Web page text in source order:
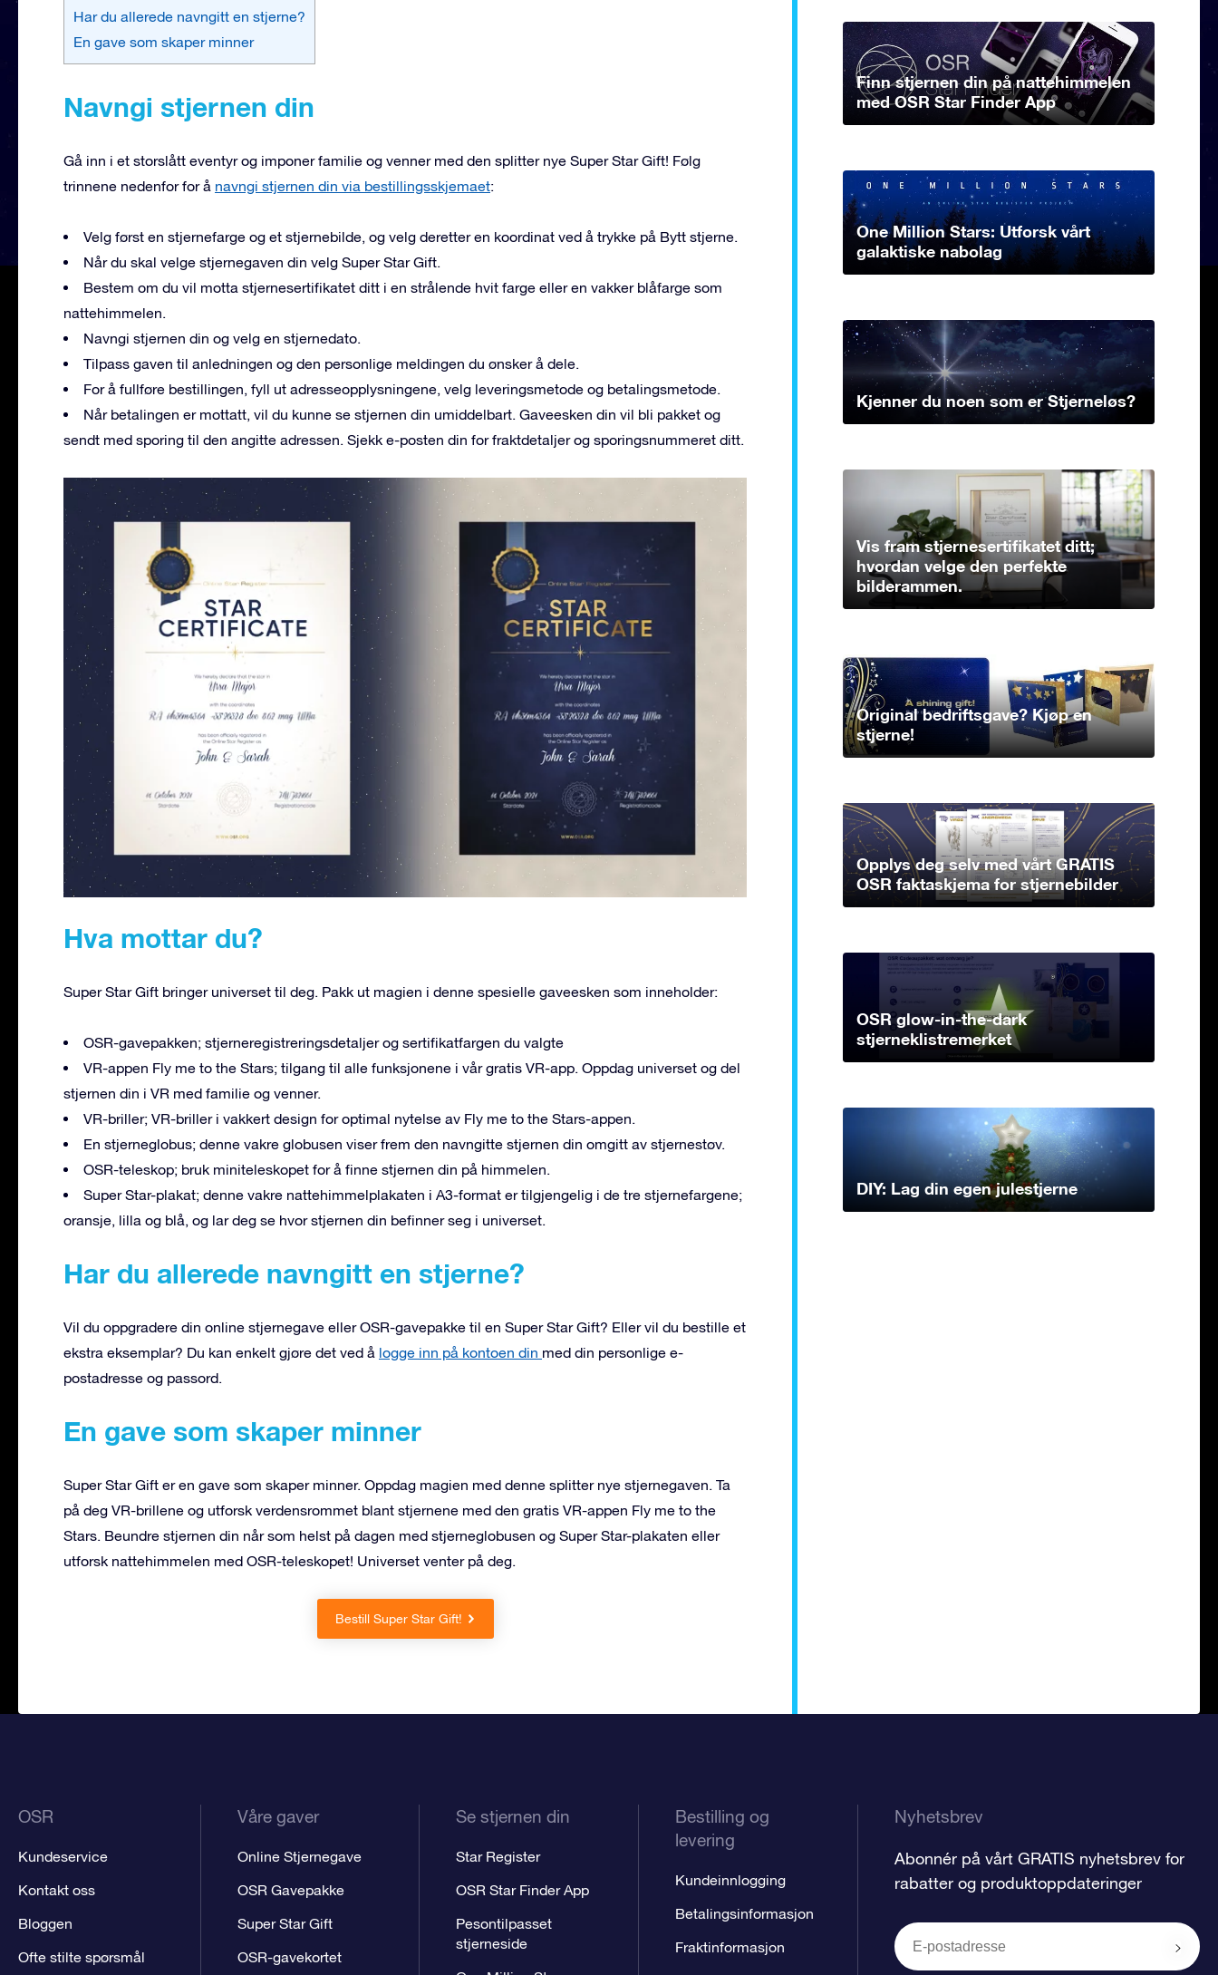
Har du allerede navngitt en stjerne?
En gave som skaper minner
Navngi stjernen din
Gå inn i et storslått eventyr og imponer familie og venner med den splitter nye Super Star Gift! Følg
trinnene nedenfor for å navngi stjernen din via bestillingsskjemaet:
Velg først en stjernefarge og et stjernebilde, og velg deretter en koordinat ved å trykke på Bytt stjerne.
Når du skal velge stjernegaven din velg Super Star Gift.
Bestem om du vil motta stjernesertifikatet ditt i en strålende hvit farge eller en vakker blåfarge som
nattehimmelen.
Navngi stjernen din og velg en stjernedato.
Tilpass gaven til anledningen og den personlige meldingen du ønsker å dele.
For å fullføre bestillingen, fyll ut adresseopplysningene, velg leveringsmetode og betalingsmetode.
Når betalingen er mottatt, vil du kunne se stjernen din umiddelbart. Gaveesken din vil bli pakket og
sendt med sporing til den angitte adressen. Sjekk e-posten din for fraktdetaljer og sporingsnummeret ditt.
Hva mottar du?
Super Star Gift bringer universet til deg. Pakk ut magien i denne spesielle gaveesken som inneholder:
OSR-gavepakken; stjerneregistreringsdetaljer og sertifikatfargen du valgte
VR-appen Fly me to the Stars; tilgang til alle funksjonene i vår gratis VR-app. Oppdag universet og del
stjernen din i VR med familie og venner.
VR-briller; VR-briller i vakkert design for optimal nytelse av Fly me to the Stars-appen.
En stjerneglobus; denne vakre globusen viser frem den navngitte stjernen din omgitt av stjernestøv.
OSR-teleskop; bruk miniteleskopet for å finne stjernen din på himmelen.
Super Star-plakat; denne vakre nattehimmelplakaten i A3-format er tilgjengelig i de tre stjernefargene;
oransje, lilla og blå, og lar deg se hvor stjernen din befinner seg i universet.
Har du allerede navngitt en stjerne?
Vil du oppgradere din online stjernegave eller OSR-gavepakke til en Super Star Gift? Eller vil du bestille et
ekstra eksemplar? Du kan enkelt gjøre det ved å logge inn på kontoen din med din personlige e-
postadresse og passord.
En gave som skaper minner
Super Star Gift er en gave som skaper minner. Oppdag magien med denne splitter nye stjernegaven. Ta
på deg VR-brillene og utforsk verdensrommet blant stjernene med den gratis VR-appen Fly me to the
Stars. Beundre stjernen din når som helst på dagen med stjerneglobusen og Super Star-plakaten eller
utforsk nattehimmelen med OSR-teleskopet! Universet venter på deg.
Bestill Super Star Gift!
Finn stjernen din på nattehimmelen
med OSR Star Finder App
One Million Stars: Utforsk vårt
galaktiske nabolag
Kjenner du noen som er Stjerneløs?
Vis fram stjernesertifikatet ditt;
hvordan velge den perfekte
bilderammen.
Original bedriftsgave? Kjøp en
stjerne!
Opplys deg selv med vårt GRATIS
OSR faktaskjema for stjernebilder
OSR glow-in-the-dark
stjerneklistremerket
DIY: Lag din egen julestjerne
OSR
Kundeservice
Kontakt oss
Bloggen
Ofte stilte spørsmål
Våre gaver
Online Stjernegave
OSR Gavepakke
Super Star Gift
OSR-gavekortet
Se stjernen din
Star Register
OSR Star Finder App
Pesontilpasset
stjerneside
Bestilling og
levering
Kundeinnlogging
Betalingsinformasjon
Fraktinformasjon
Nyhetsbrev
Abonnér på vårt GRATIS nyhetsbrev for
rabatter og produktoppdateringer